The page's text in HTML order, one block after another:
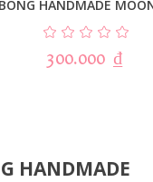
HANDMADE
300.000 ₫
HANDMADE